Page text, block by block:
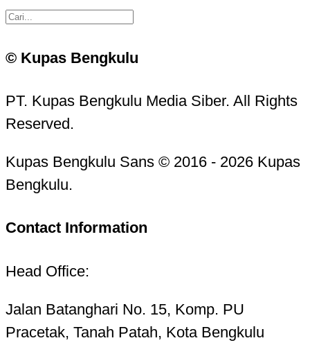
© Kupas Bengkulu
PT. Kupas Bengkulu Media Siber. All Rights
Reserved.
Kupas Bengkulu Sans © 2016 - 2026 Kupas
Bengkulu.
Contact Information
Head Office:
Jalan Batanghari No. 15, Komp. PU
Pracetak, Tanah Patah, Kota Bengkulu